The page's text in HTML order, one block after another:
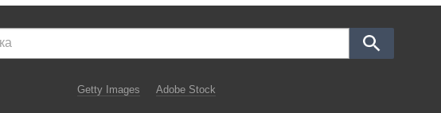
Getty Images Adobe Stock